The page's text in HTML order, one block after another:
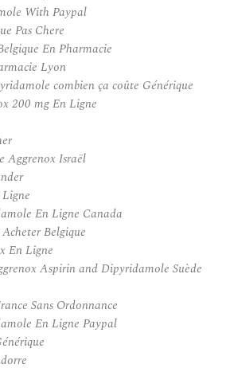
With Paypal
Pas Chere
En Pharmacie
Lyon
combien ça coûte Générique
200 mg En Ligne
Aggrenox Israël
En Ligne Canada
Belgique
En Ligne
Aspirin and Dipyridamole Suède
Sans Ordonnance
En Ligne Paypal